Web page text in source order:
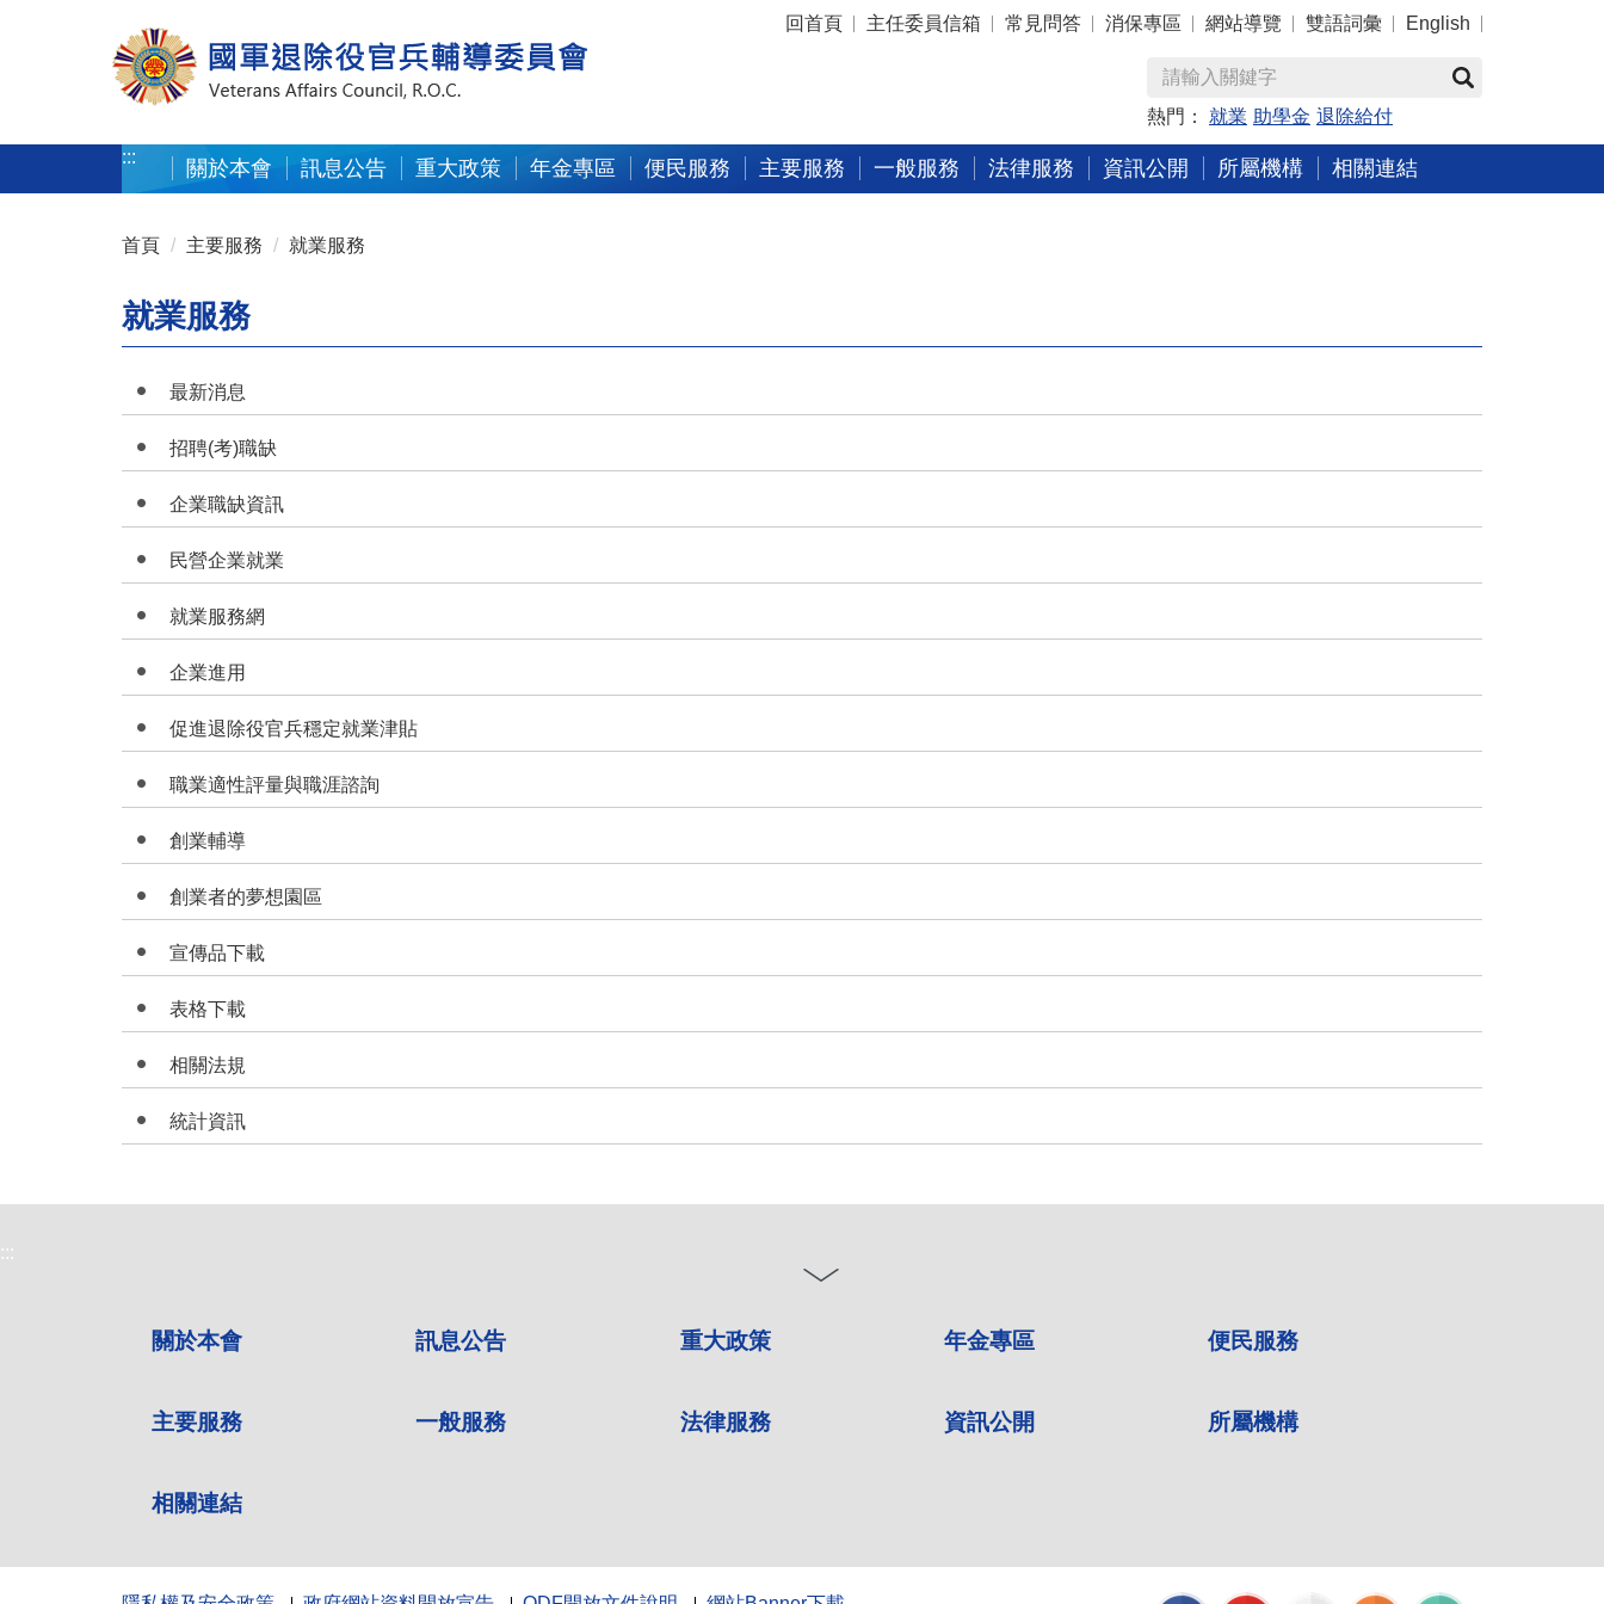
:::
回首頁 主任委員信箱 常見問答 消保專區 網站導覽 雙語詞彙 English
熱門： 就業 助學金 退除給付
:::
關於本會 訊息公告 重大政策 年金專區 便民服務 主要服務 一般服務 法律服務 資訊公開 所屬機構 相關連結
首頁 主要服務 就業服務
就業服務
最新消息
招聘(考)職缺
企業職缺資訊
民營企業就業
就業服務網
企業進用
促進退除役官兵穩定就業津貼
職業適性評量與職涯諮詢
創業輔導
創業者的夢想園區
宣傳品下載
表格下載
相關法規
統計資訊
:::
關於本會 訊息公告 重大政策 年金專區 便民服務
主要服務 一般服務 法律服務 資訊公開 所屬機構
相關連結